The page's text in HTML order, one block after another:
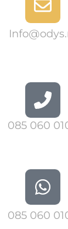
085 060
085 060